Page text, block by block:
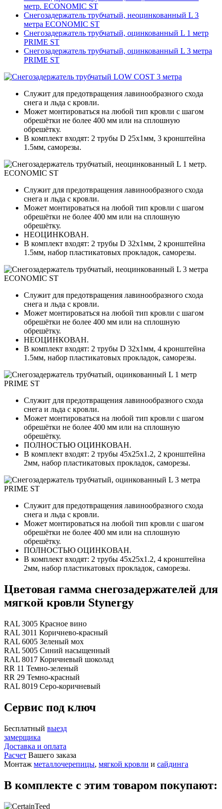
метр. ECONOMIC ST
Снегозадержатель трубчатый, неоцинкованный L 3
метра ECONOMIC ST
Снегозадержатель трубчатый, оцинкованный L 1 метр
PRIME ST
Снегозадержатель трубчатый, оцинкованный L 3 метра
PRIME ST
Служит для предотвращения лавинообразного схода
снега и льда с кровли.
Может монтироваться на любой тип кровли с шагом
обрешётки не более 400 мм или на сплошную
обрешётку.
В комплект входят: 2 трубы D 25х1мм, 3 кронштейна
1.5мм, саморезы.
Служит для предотвращения лавинообразного схода
снега и льда с кровли.
Может монтироваться на любой тип кровли с шагом
обрешётки не более 400 мм или на сплошную
обрешётку.
НЕОЦИНКОВАН.
В комплект входят: 2 трубы D 32х1мм, 2 кронштейна
1.5мм, набор пластикатовых прокладок, саморезы.
Служит для предотвращения лавинообразного схода
снега и льда с кровли.
Может монтироваться на любой тип кровли с шагом
обрешётки не более 400 мм или на сплошную
обрешётку.
НЕОЦИНКОВАН.
В комплект входят: 2 трубы D 32х1мм, 4 кронштейна
1.5мм, набор пластикатовых прокладок, саморезы.
Служит для предотвращения лавинообразного схода
снега и льда с кровли.
Может монтироваться на любой тип кровли с шагом
обрешётки не более 400 мм или на сплошную
обрешётку.
ПОЛНОСТЬЮ ОЦИНКОВАН.
В комплект входят: 2 трубы 45х25х1.2, 2 кронштейна
2мм, набор пластикатовых прокладок, саморезы.
Служит для предотвращения лавинообразного схода
снега и льда с кровли.
Может монтироваться на любой тип кровли с шагом
обрешётки не более 400 мм или на сплошную
обрешётку.
ПОЛНОСТЬЮ ОЦИНКОВАН.
В комплект входят: 2 трубы 45х25х1.2, 4 кронштейна
2мм, набор пластикатовых прокладок, саморезы.
Цветовая гамма снегозадержателей для
мягкой кровли Stynergy
RAL 3005 Красное вино
RAL 3011 Коричнево-красный
RAL 6005 Зеленый мох
RAL 5005 Синий насыщенный
RAL 8017 Коричневый шоколад
RR 11 Темно-зеленый
RR 29 Темно-красный
RAL 8019 Серо-коричневый
Сервис под ключ
Бесплатный выезд
замерщика
Доставка и оплата
Расчет Вашего заказа
Монтаж металлочерепицы, мягкой кровли и сайдинга
В комплекте с этим товаром покупают: